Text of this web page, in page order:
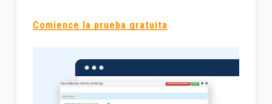
Comience la prueba gratuita